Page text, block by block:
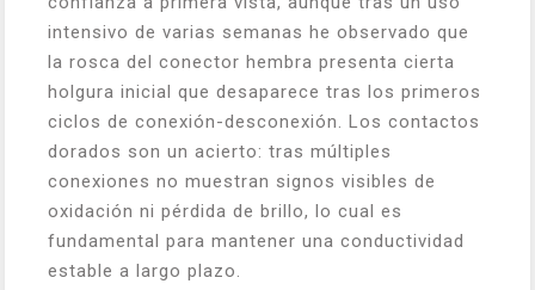
intensivo de varias semanas he observado que
la rosca del conector hembra presenta cierta
holgura inicial que desaparece tras los primeros
ciclos de conexión-desconexión. Los contactos
dorados son un acierto: tras múltiples
conexiones no muestran signos visibles de
oxidación ni pérdida de brillo, lo cual es
fundamental para mantener una conductividad
estable a largo plazo.